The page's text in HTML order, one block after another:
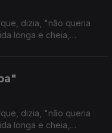
dizia, "não queria
longa e cheia,
dizia, "não queria
longa e cheia,